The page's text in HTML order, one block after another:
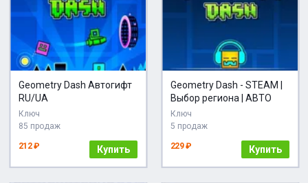
Geometry Dash Автогифт
RU/UA
Ключ
85 продаж
212 ₽ Купить
Geometry Dash - STEAM |
Выбор региона | АВТО
Ключ
5 продаж
229 ₽ Купить